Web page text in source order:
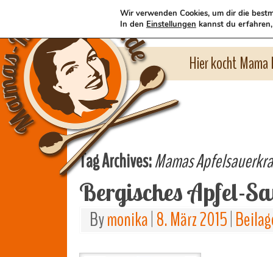
Hier kocht
Tag Archives:Mamas
Bergisches Apfel-
Bymonika 8. März 2015
Wir verwenden Cookies, um dir die
In den Einstellungen kannst du